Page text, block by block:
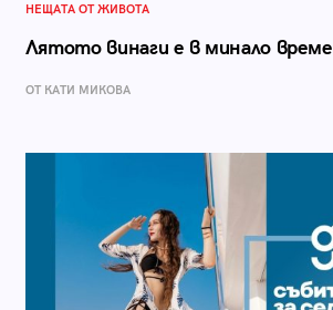
НЕЩАТА ОТ ЖИВОТА
Лятото винаги е в минало време
ОТ КАТИ МИКОВА